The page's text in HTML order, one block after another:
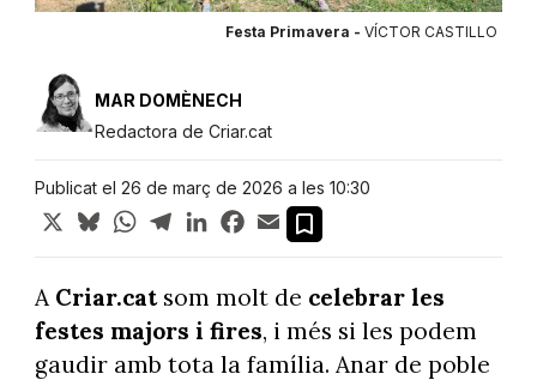
Festa Primavera - VÍCTOR CASTILLO
MAR DOMÈNECH
Redactora de Criar.cat
Publicat el 26 de març de 2026 a les 10:30
X BlueskyWhatsApp
TelegramLinkedInFacebook
Email
A Criar.catsom molt de celebrar les
festes majors i fires, i més si les podem
gaudir amb tota la família. Anar de poble